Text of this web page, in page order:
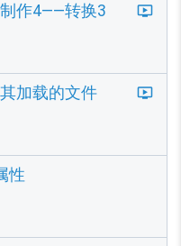
作4——转换3
加载的文件
性